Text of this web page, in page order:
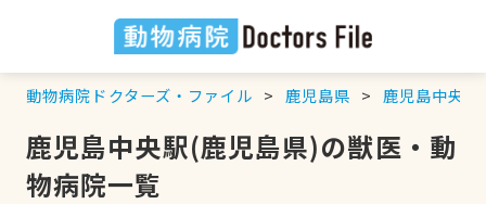
動物病院ドクターズ・ファイル 鹿児島県 鹿児島中央駅
鹿児島中央駅(鹿児島県)の獣医・動
物病院一覧